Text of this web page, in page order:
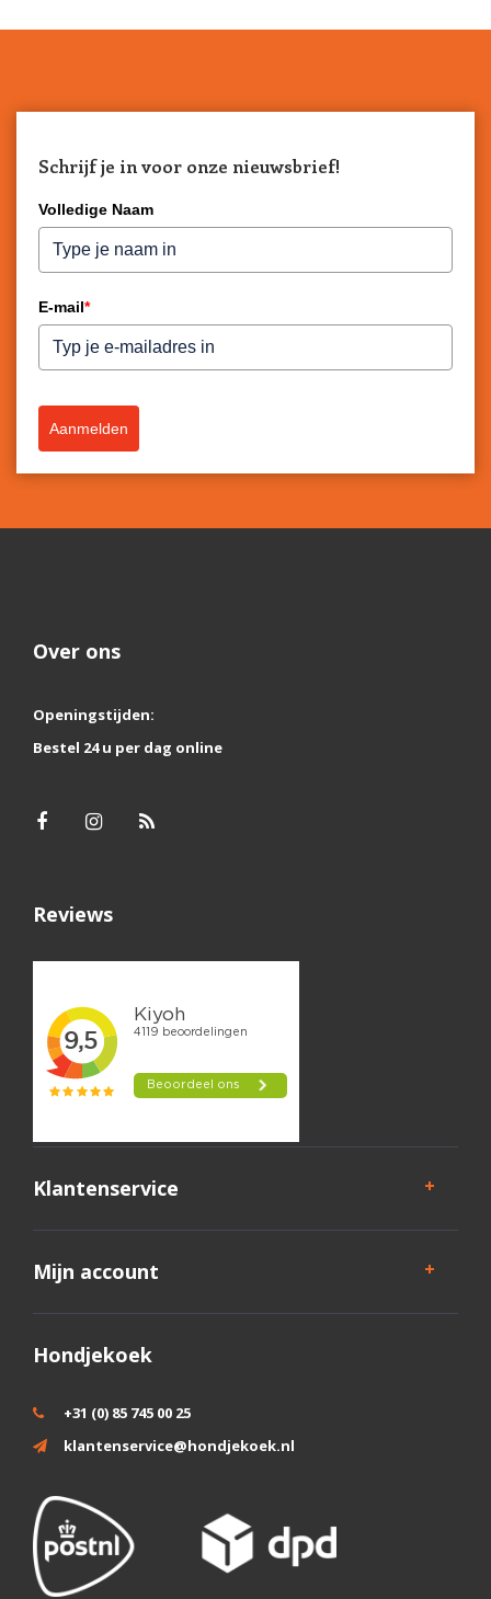
Schrijf je in voor onze nieuwsbrief!
Volledige Naam
E-mail*
Aanmelden
Over ons
Openingstijden:
Bestel 24 u per dag online
Reviews
Klantenservice
Mijn account
Hondjekoek
+31 (0) 85 745 00 25
klantenservice@hondjekoek.nl